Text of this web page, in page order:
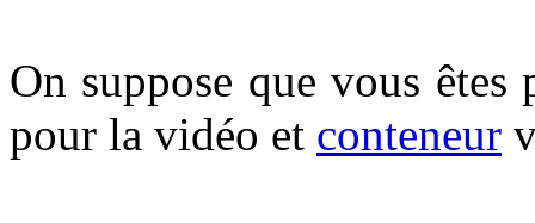
On suppose que vous êtes
pour la vidéo et conteneur